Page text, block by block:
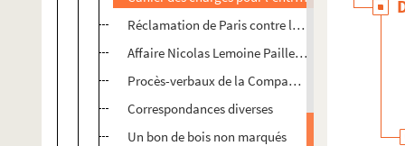
Réclamation de Paris contre les commerces de la
Affaire Nicolas Lemoine Paillet et Pierre Renard
Procès-verbaux de la Compagnie contre Mme de
Correspondances diverses
Un bon de bois non marqués